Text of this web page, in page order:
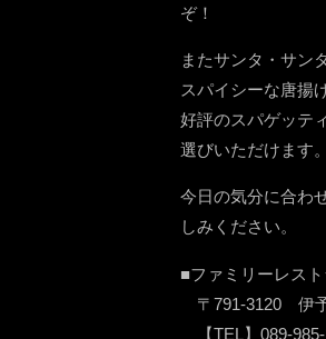
ぞ！
またサンタ・サン
スパイシーな唐揚
好評のスパゲッテ
選びいただけます。
今日の気分に合わ
しみください。
■ファミリーレス
〒791-3120 伊予
【TEL】089-985-